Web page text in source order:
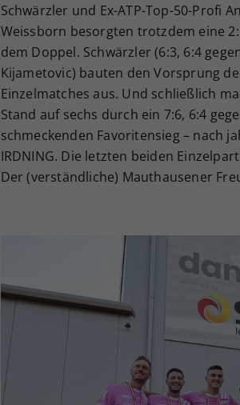
Schwärzler und Ex-ATP-Top-50-Profi
Weissborn besorgten trotzdem eine
dem Doppel. Schwärzler (6:3, 6:4
Kijametovic) bauten den Vorsprung
Einzelmatches aus. Und schließlich
Stand auf sechs durch ein 7:6, 6:4
schmeckenden Favoritensieg – nach
IRDNING. Die letzten beiden
Der (verständliche) Mauthausener